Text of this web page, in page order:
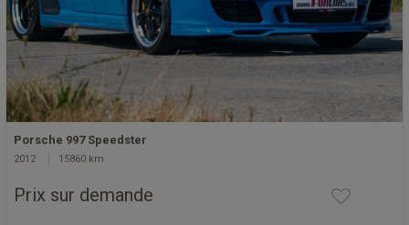
Porsche 997 Speedster
2012 15860 km
Prix sur demande